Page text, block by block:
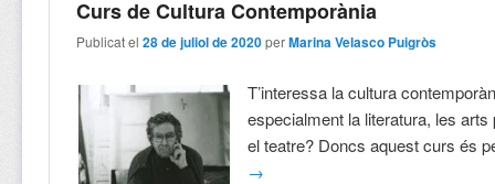
Curs de Cultura Contemporània
Publicat el28 de juliol de 2020 perMarina Velasco Puigròs
T’interessa la cultura
especialment la literatura, les arts
el teatre? Doncs aquest curs és
→